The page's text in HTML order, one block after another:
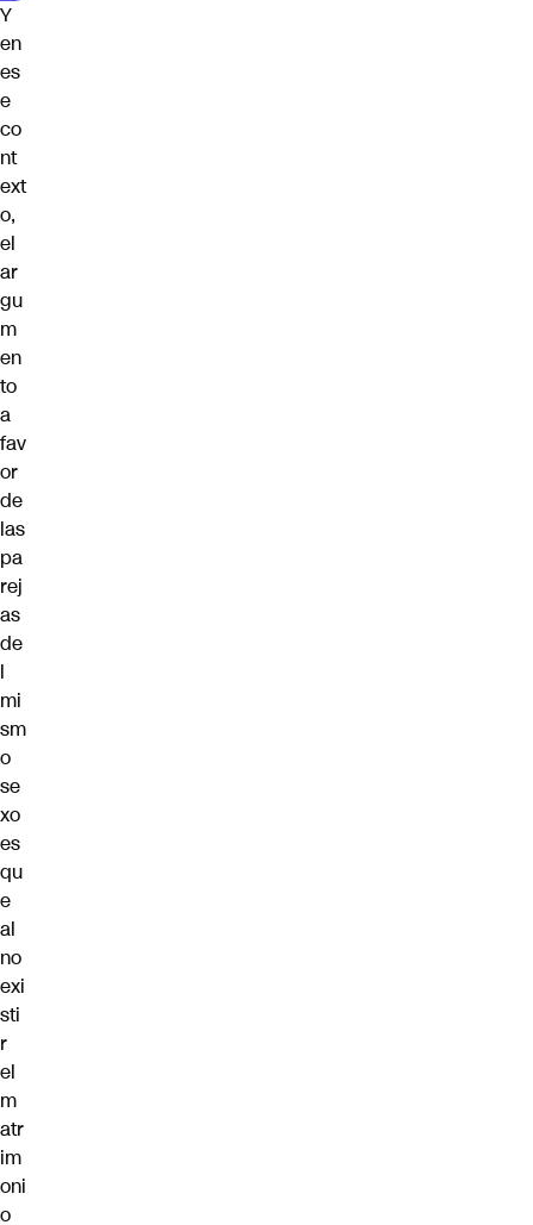
Y
en
es
e
co
nt
ext
o,
el
ar
gu
m
en
to
a
fav
or
de
las
pa
rej
as
de
l
mi
sm
o
se
xo
es
qu
e
al
no
exi
sti
r
el
m
atr
im
oni
o